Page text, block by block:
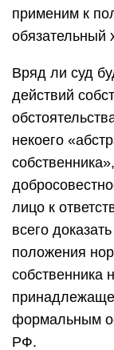
применим к
обязательный
Вряд ли суд
действий
некоего
лицо к
всего
положения
собственника
формальным
РФ.